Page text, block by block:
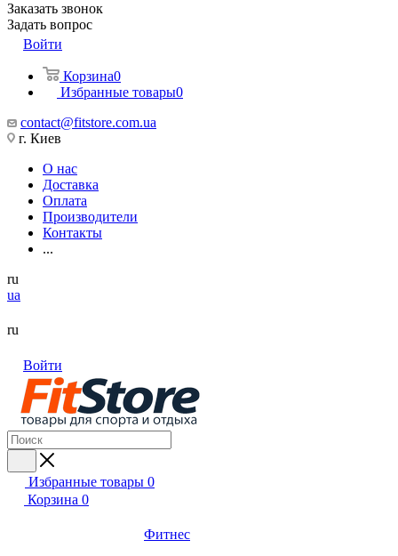
Заказать звонок
Задать вопрос
Войти
Корзина0
Избранные товары0
contact@fitstore.com.ua
г. Киев
О нас
Доставка
Оплата
Производители
Контакты
...
ru
ua
ru
Войти
Избранные товары 0
Корзина 0
Фитнес